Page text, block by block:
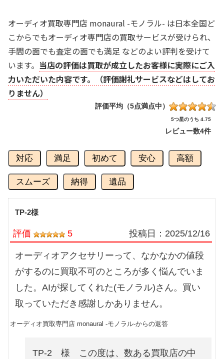
オーディオ買取専門店 monaural -モノラル- は日本全国ど
こからでもオーディオ専門店の買取サービスが受けられ、
手間の面でも査定の面でも満足 などのよい評判を受けて
います。 当店の評価は買取が成立したお客様に実際にご入
力いただいた内容です。（評価謝礼サービスなどはしてお
りません）
評価平均（5点満点中）
5つ星のうち 4.75
レビュー数4件
対応 満足 初めて 安心 高額
スムーズ 納得 遺品
TP-2様
評価 5 投稿日： 2025/12/16
オーディオアクセサリーって、なかなかの値段
がするのに買取不可のところが多く悩んでいま
した。AIが探してくれた(モノラル)さん。買い
取っていただき感謝しかありません。
オーディオ買取専門店 monaural -モノラル-からの返答
TP-2 様 この度は、数ある買取店の中